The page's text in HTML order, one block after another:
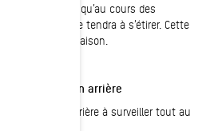
rappelez-vous qu’au cours des
la chenille tendra à s’étirer. Cette
à la mi-saison.
la suspension arrière
la suspension arrière à surveiller tout au